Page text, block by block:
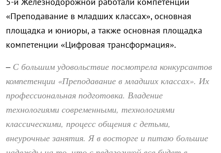
«Преподавание в младших классах», основная
площадка и юниоры, а также основная площадка
компетенции «Цифровая трансформация».
– С большим удовольствие посмотрела конкурсантов
компетенции «Преподавание в младших классах». Их
профессиональная подготовка. Владение
технологиями современными, технологиями
классическими, процесс общения с детьми,
внеурочные занятия. Я в восторге и питаю большие